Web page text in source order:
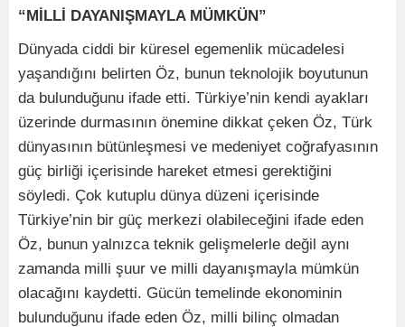
“MİLLİ DAYANIŞMAYLA MÜMKÜN”
Dünyada ciddi bir küresel egemenlik mücadelesi
yaşandığını belirten Öz, bunun teknolojik boyutunun
da bulunduğunu ifade etti. Türkiye’nin kendi ayakları
üzerinde durmasının önemine dikkat çeken Öz, Türk
dünyasının bütünleşmesi ve medeniyet coğrafyasının
güç birliği içerisinde hareket etmesi gerektiğini
söyledi. Çok kutuplu dünya düzeni içerisinde
Türkiye’nin bir güç merkezi olabileceğini ifade eden
Öz, bunun yalnızca teknik gelişmelerle değil aynı
zamanda milli şuur ve milli dayanışmayla mümkün
olacağını kaydetti. Gücün temelinde ekonominin
bulunduğunu ifade eden Öz, milli bilinç olmadan